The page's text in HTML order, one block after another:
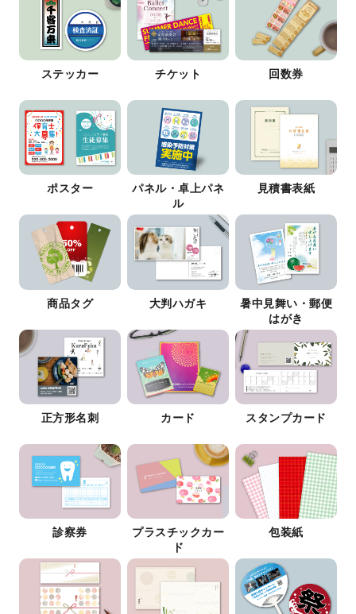
ステッカー チケット 回数券
ポスター
パネル・卓上パネ
ル
見積書表紙
商品タグ 大判ハガキ
暑中見舞い・郵便
はがき
正方形名刺 カード スタンプカード
診察券
プラスチックカー
ド
包装紙